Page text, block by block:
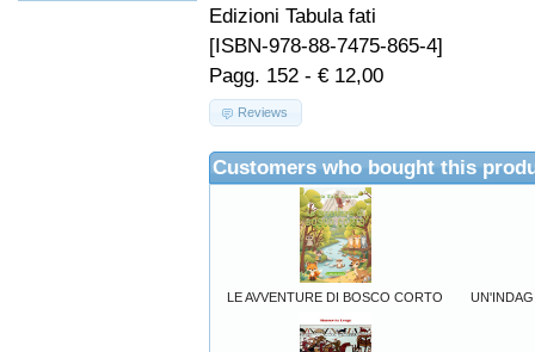
Edizioni Tabula fati
[ISBN-978-88-7475-865-4]
Pagg. 152 - € 12,00
Reviews
Customers who bought this
LE AVVENTURE DI BOSCO CORTO